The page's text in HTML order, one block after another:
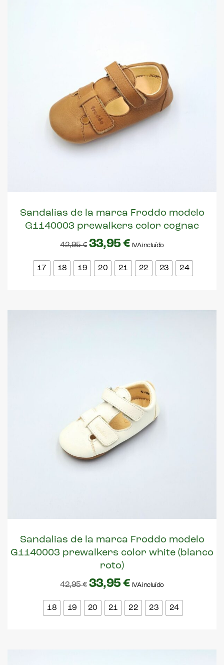
Sandalias de la marca Froddo modelo
G1140003 prewalkers color cognac
42,95€ 33,95€ IVA incluído
17 18 19 20 21 22 23 24
Sandalias de la marca Froddo modelo
G1140003 prewalkers color white (blanco
roto)
42,95€ 33,95€ IVA incluído
18 19 20 21 22 23 24